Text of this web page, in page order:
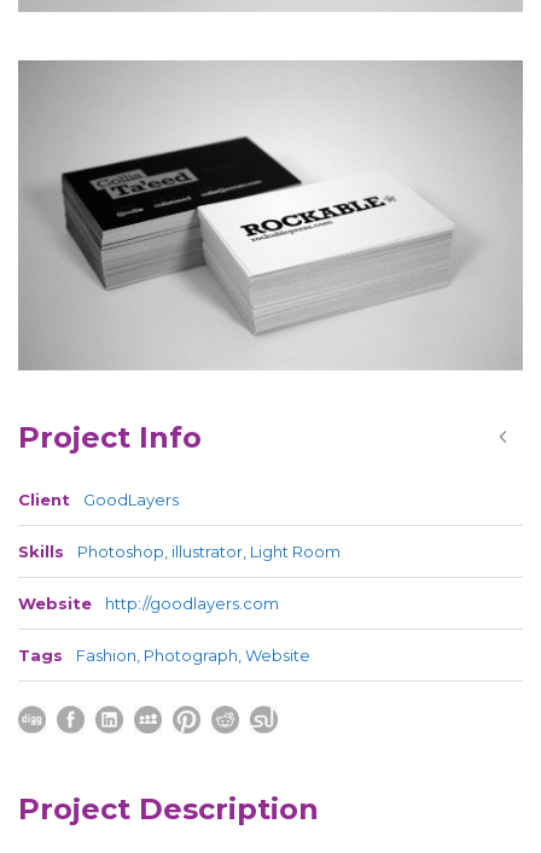
Project Info
Client GoodLayers
Skills Photoshop, illustrator, Light Room
Website http://goodlayers.com
Tags Fashion, Photograph,Website
Project Description